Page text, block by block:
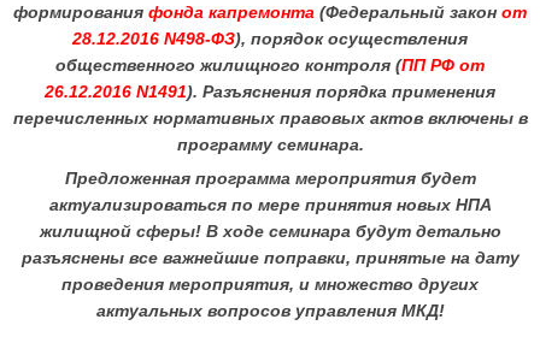
формирования фонда капремонта (Федеральный закон от
28.12.2016 N498-ФЗ), порядок осуществления
общественного жилищного контроля (ПП РФ от
26.12.2016 N1491). Разъяснения порядка применения
перечисленных нормативных правовых актов включены в
программу семинара.
Предложенная программа мероприятия будет
актуализироваться по мере принятия новых НПА
жилищной сферы! В ходе семинара будут детально
разъяснены все важнейшие поправки, принятые на дату
проведения мероприятия, и множество других
актуальных вопросов управления МКД!